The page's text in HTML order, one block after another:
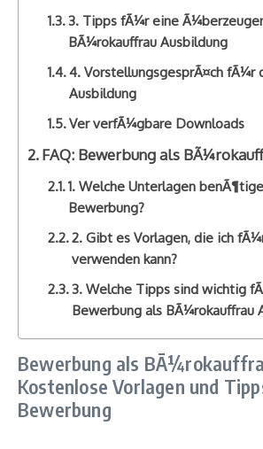
3. Tipps fÃ¼r eine
BÃ¼rokauffrau Ausbildung
4. VorstellungsgesprÃ¤ch fÃ¼r
Ausbildung
Ver verfÃ¼gbare Downloads
FAQ: Bewerbung als
1. Welche Unterlagen
Bewerbung?
2. Gibt es Vorlagen, die ich
verwenden kann?
3. Welche Tipps sind wichtig
Bewerbung als BÃ¼rokauffrau
Bewerbung als
Kostenlose Vorlagen und
Bewerbung